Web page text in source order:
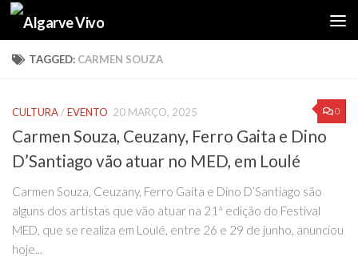
Skip to content
TAGGED: CARMEN SOUZA
0
CULTURA /EVENTO 20 MARÇO, 2025
Carmen Souza, Ceuzany, Ferro Gaita e Dino
D’Santiago vão atuar no MED, em Loulé
Carmen Souza, Ceuzany, Ferro Gaita e Dino D’Santiago são
alguns dos artistas que vão atuar na 21ª edição do Festival
MED, que se realiza em Loulé, entre 26 e 29 de junho, anunciou
hoje...